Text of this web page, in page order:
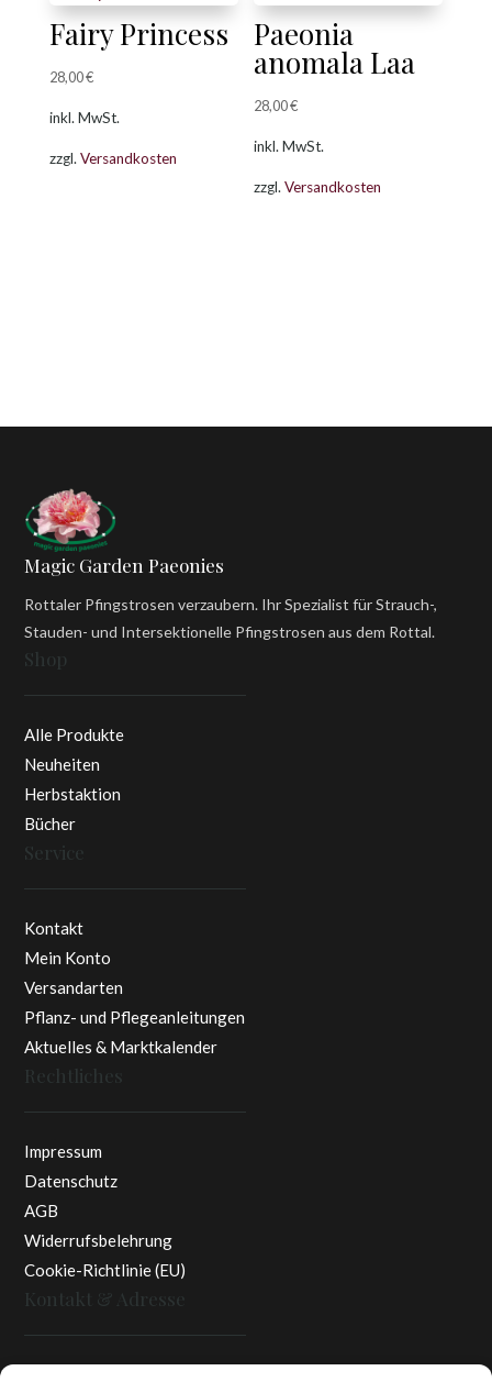
Fairy Princess
28,00€
inkl. MwSt.
zzgl.Versandkosten
Paeonia
anomala Laa
28,00€
inkl. MwSt.
zzgl.Versandkosten
Magic Garden Paeonies
Rottaler Pfingstrosen verzaubern. Ihr Spezialist für Strauch-,
Stauden- und Intersektionelle Pfingstrosen aus dem Rottal.
Shop
Alle Produkte
Neuheiten
Herbstaktion
Bücher
Service
Kontakt
Mein Konto
Versandarten
Pflanz- und Pflegeanleitungen
Aktuelles & Marktkalender
Rechtliches
Impressum
Datenschutz
AGB
Widerrufsbelehrung
Cookie-Richtlinie (EU)
Kontakt & Adresse